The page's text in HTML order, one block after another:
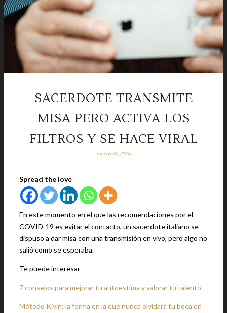
SACERDOTE TRANSMITE
MISA PERO ACTIVA LOS
FILTROS Y SE HACE VIRAL
marzo 26, 2020
Spread the love
En este momento en el que las recomendaciones por el
COVID-19 es evitar el contacto, un sacerdote italiano se
dispuso a dar misa con una transmisión en vivo, pero algo no
salió como se esperaba.
Te puede interesar
7 consejos para mejorar tu autoestima y valorar tu talento
Método Kivin: la forma en la que nunca olvidará tu boca en